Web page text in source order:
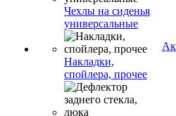
Чехлы на сиденья
универсальные
Накладки,
спойлера, прочее